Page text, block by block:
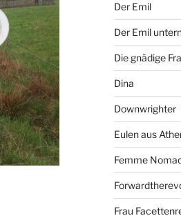
Der Emil
Der Emil
Die gnädige
Dina
Downwrighter
Eulen aus
Femme
Frau